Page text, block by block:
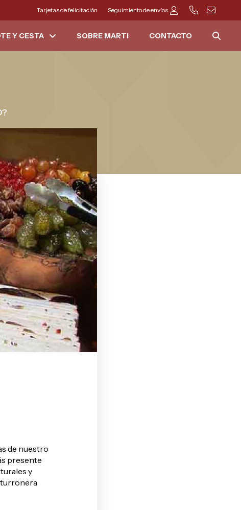
Tarjetas de felicitación Seguimiento de envíos
Y CESTA SOBRE MARTI CONTACTO
de nuestro
presente
y
turronera